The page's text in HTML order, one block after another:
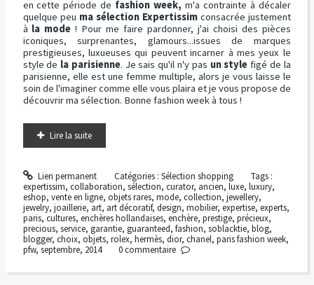
en cette période de fashion week,m'a contrainte à décaler
quelque peu ma sélection Expertissimconsacrée justement
à la mode ! Pour me faire pardonner, j'ai choisi des pièces
iconiques, surprenantes, glamours...issues de marques
prestigieuses, luxueuses qui peuvent incarner à mes yeux le
style de la parisienne. Je sais qu'il n'y pas un style figé de la
parisienne, elle est une femme multiple, alors je vous laisse le
soin de l'imaginer comme elle vous plaira et je vous propose de
découvrir ma sélection. Bonne fashion week à tous !
Lire la suite
Lien permanent Catégories : Sélection shopping
Tags :
expertissim, collaboration, sélection, curator, ancien, luxe, luxury,
eshop, vente en ligne, objets rares, mode, collection, jewellery,
jewelry, joaillerie, art, art décoratif, design, mobilier, expertise, experts,
paris, cultures, enchères hollandaises, enchère, prestige, précieux,
precious, service, garantie, guaranteed, fashion, soblacktie, blog,
blogger, choix, objets, rolex, hermès, dior, chanel, paris fashion week,
pfw, septembre, 2014 0commentaire